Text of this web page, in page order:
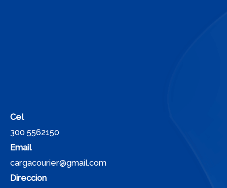
Cel
300 5562150
Email
cargacourier@gmail.com
Direccion